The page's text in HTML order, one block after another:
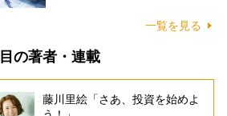
一覧を見る
の著者・連載
藤川里絵「さあ、投資を始めよ